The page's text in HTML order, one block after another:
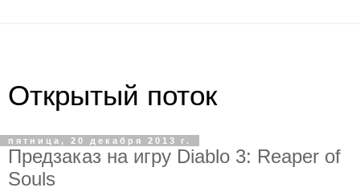
Открытый поток
пятница, 20 декабря 2013 г.
Предзаказ на игру Diablo 3: Reaper of
Souls